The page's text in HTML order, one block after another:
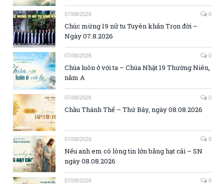
07/08/2026 0
Chúc mừng 19 nữ tu Tuyên khấn Trọn đời –
Ngày 07.8.2026
07/08/2026 0
Chúa luôn ở với ta – Chúa Nhật 19 Thường Niên,
năm A
07/08/2026 0
Chầu Thánh Thể – Thứ Bảy, ngày 08.08.2026
07/08/2026 0
Nếu anh em có lòng tin lớn bằng hạt cải – SN
ngày 08.08.2026
07/08/2026 0